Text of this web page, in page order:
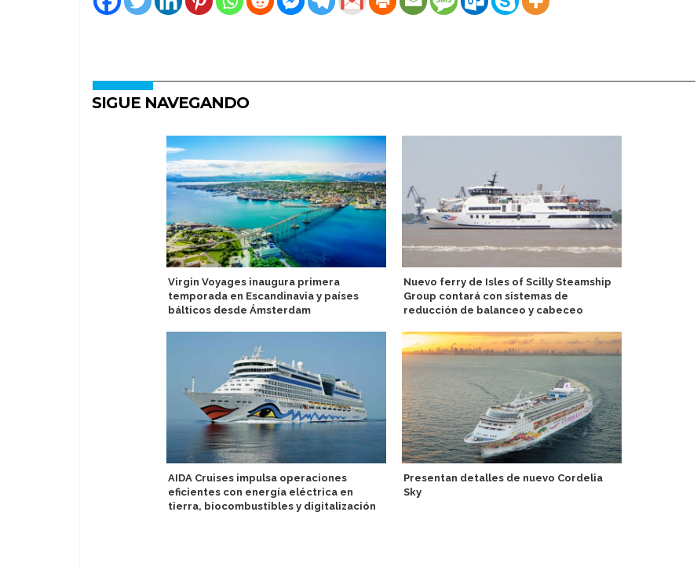
SIGUE NAVEGANDO
Virgin Voyages inaugura primera
temporada en Escandinavia y países
bálticos desde Ámsterdam
AIDA Cruises impulsa operaciones
eficientes con energía eléctrica en
tierra, biocombustibles y digitalización
Nuevo ferry de Isles of Scilly Steamship
Group contará con sistemas de
reducción de balanceo y cabeceo
Presentan detalles de nuevo Cordelia
Sky